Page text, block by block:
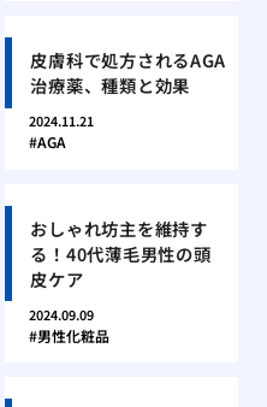
皮膚科で処方されるAGA
治療薬、種類と効果
2024.11.21
AGA
おしゃれ坊主を維持す
る！40代薄毛男性の頭
皮ケア
2024.09.09
男性化粧品